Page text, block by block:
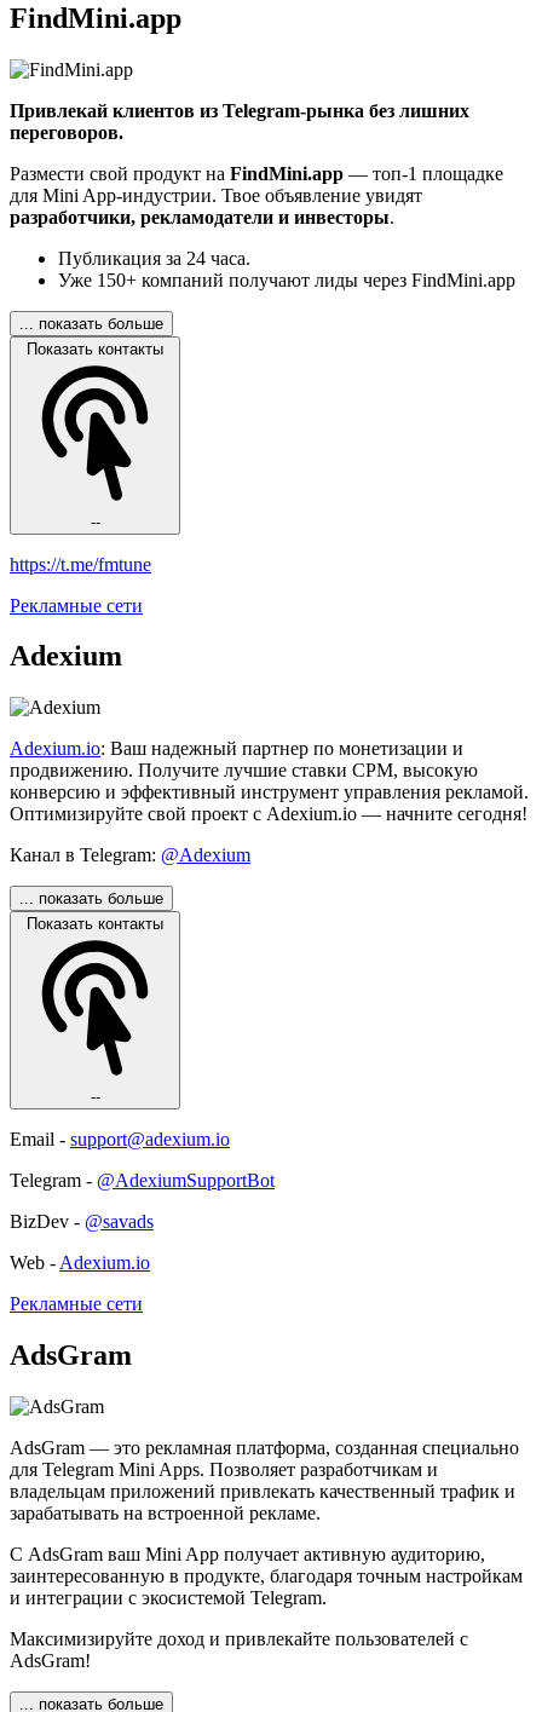
FindMini.app
Привлекай клиентов из Telegram-рынка без лишних
переговоров.
Размести свой продукт на FindMini.app — топ-1 площадке
для Mini App-индустрии. Твое объявление увидят
разработчики, рекламодатели и инвесторы.
Публикация за 24 часа.
Уже 150+ компаний получают лиды через FindMini.app
... показать больше
Показать контакты
--
https://t.me/fmtune
Рекламные сети
Adexium
Adexium.io: Ваш надежный партнер по монетизации и
продвижению. Получите лучшие ставки CPM, высокую
конверсию и эффективный инструмент управления рекламой.
Оптимизируйте свой проект с Adexium.io — начните сегодня!
Канал в Telegram: @Adexium
... показать больше
Показать контакты
--
Email - support@adexium.io
Telegram - @AdexiumSupportBot
BizDev - @savads
Web - Adexium.io
Рекламные сети
AdsGram
AdsGram — это рекламная платформа, созданная специально
для Telegram Mini Apps. Позволяет разработчикам и
владельцам приложений привлекать качественный трафик и
зарабатывать на встроенной рекламе.
С AdsGram ваш Mini App получает активную аудиторию,
заинтересованную в продукте, благодаря точным настройкам
и интеграции с экосистемой Telegram.
Максимизируйте доход и привлекайте пользователей с
AdsGram!
... показать больше